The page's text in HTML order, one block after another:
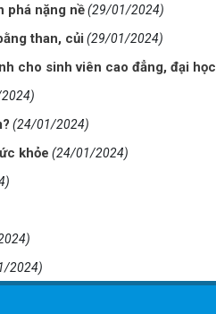
phá nặng nề(29/01/2024)
than, củi (29/01/2024)
cho sinh viên cao đẳng, đại học
(24/01/2024)
khỏe (24/01/2024)
2024)